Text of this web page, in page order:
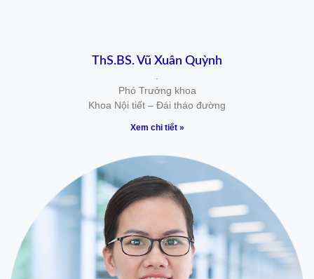
ThS.BS. Vũ Xuân Quỳnh
Phó Trưởng khoa
Khoa Nội tiết – Đái tháo đường
Xem chi tiết »